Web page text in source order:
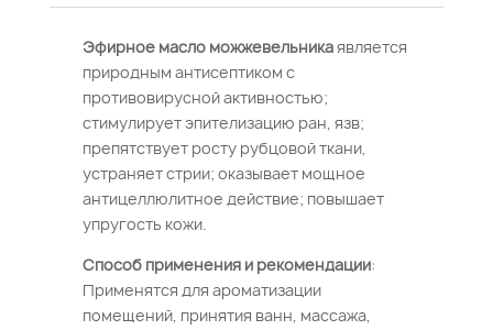
Эфирное масло можжевельникаявляется
природным антисептиком с
противовирусной активностью;
стимулирует эпителизацию ран, язв;
препятствует росту рубцовой ткани,
устраняет стрии; оказывает мощное
антицеллюлитное действие; повышает
упругость кожи.
Способ применения и рекомендации:
Применятся для ароматизации
помещений, принятия ванн, массажа,